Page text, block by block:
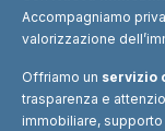
Accompagniamo
valorizzazione
Offriamo un servizio
trasparenza e
immobiliare,